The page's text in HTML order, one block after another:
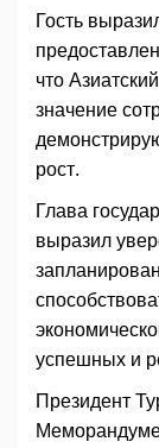
Гость
что
значение
рост.
Глава
выразил
успешных и
Президент